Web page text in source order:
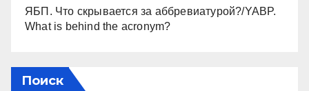
ЯБП. Что скрывается за аббревиатурой?/YABP.
What is behind the acronym?
Поиск